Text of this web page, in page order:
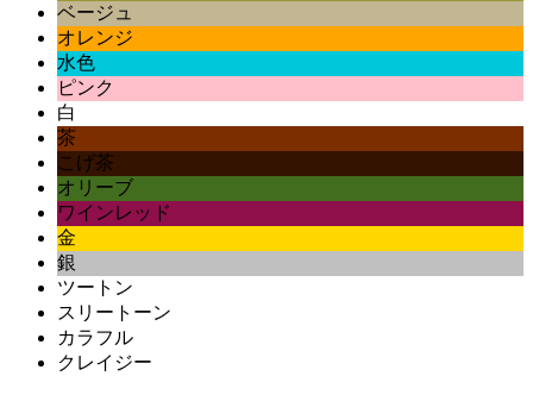
ベージュ
オレンジ
水色
ピンク
白
茶
こげ茶
オリーブ
ワインレッド
金
銀
ツートン
スリートーン
カラフル
クレイジー